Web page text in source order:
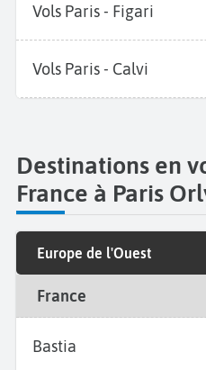
Vols Paris - Figari
Vols Paris - Calvi
Destinations en
France à Paris
Europe de l'Ouest
France
Bastia